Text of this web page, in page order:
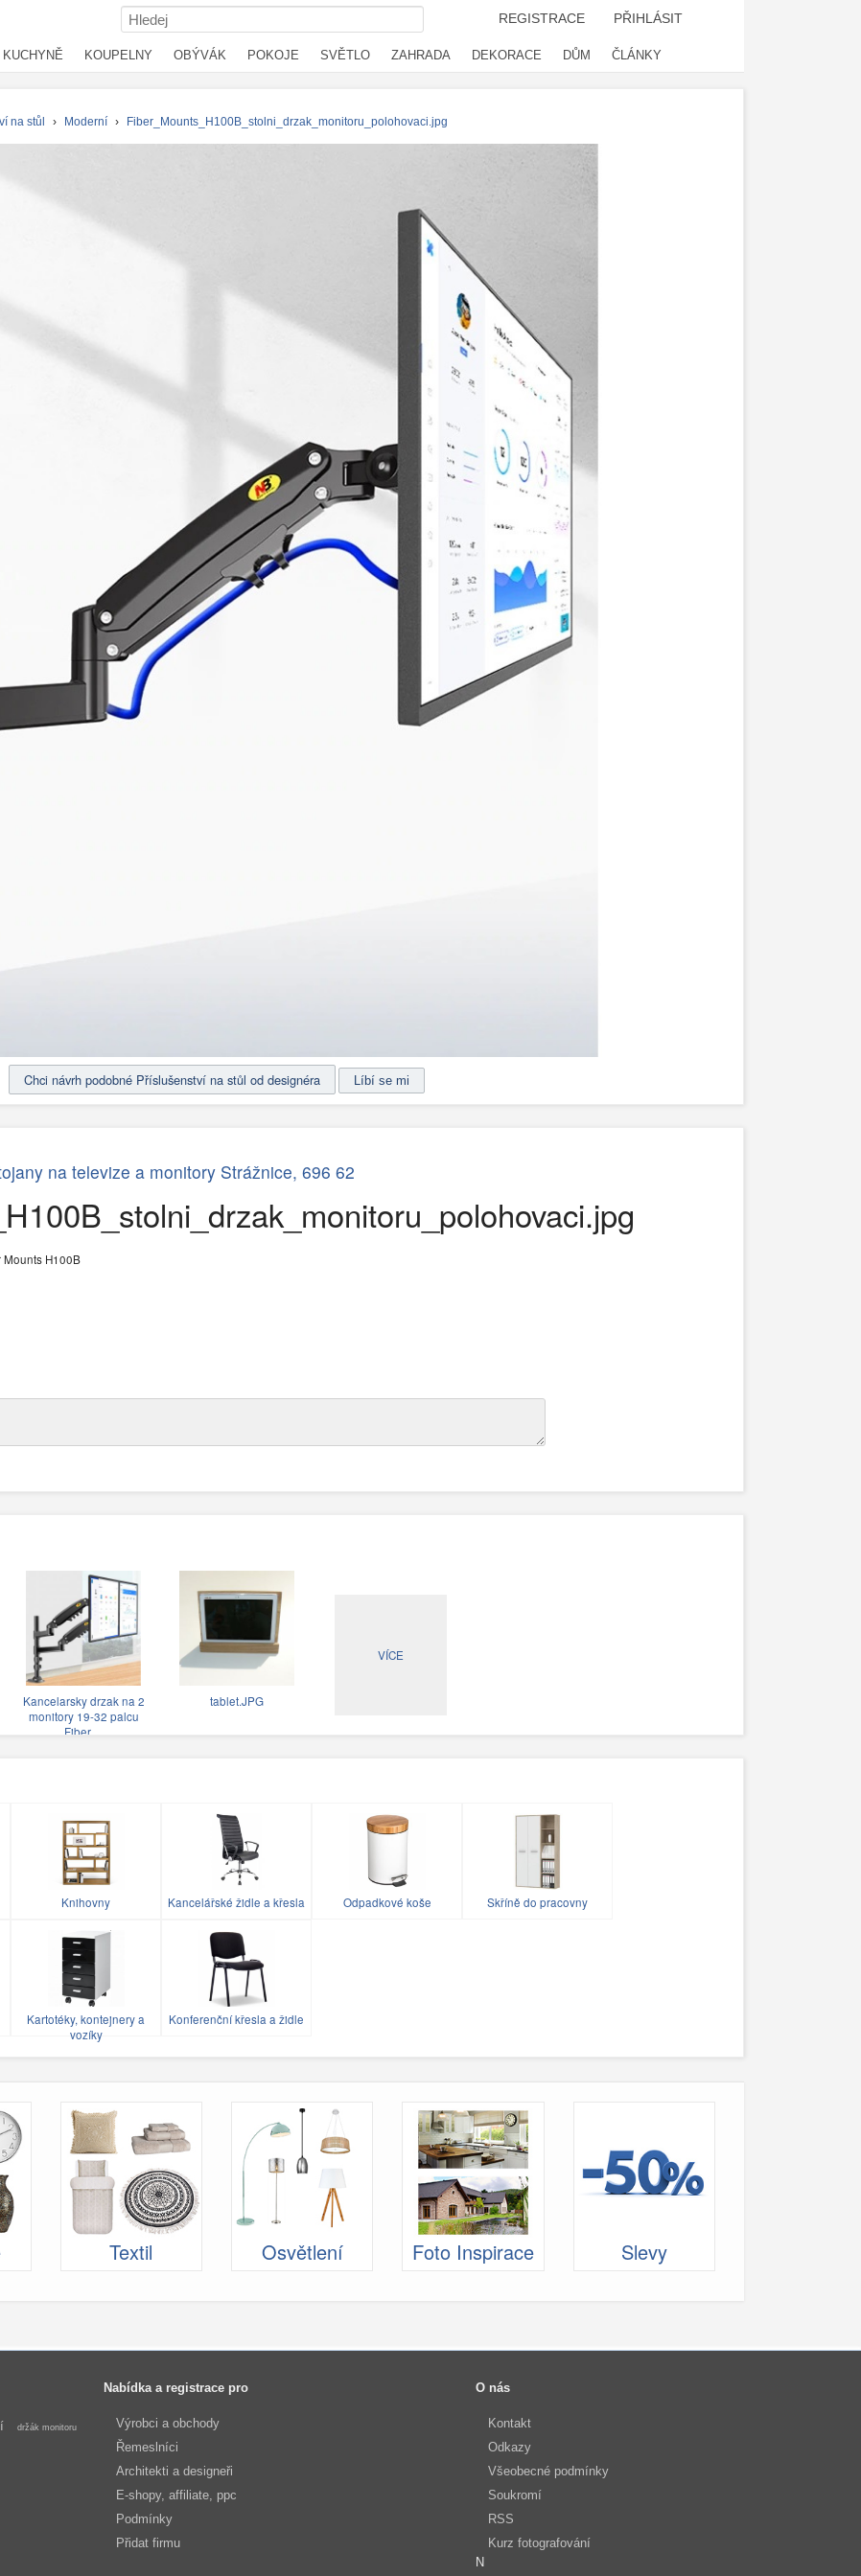
REGISTRACE PŘIHLÁSIT
KUCHYNĚ KOUPELNY OBÝVÁK POKOJE SVĚTLO ZAHRADA DEKORACE DŮM ČLÁNKY
na stůl › Moderní › Fiber_Mounts_H100B_stolni_drzak_monitoru_polohovaci.jpg
Chci návrh podobné Příslušenství na stůl od designéra
na televize a monitory Strážnice, 696 62
H100B
Kancelarsky drzak na 2
monitory 19-32 palcu
Fiber…
tablet.JPG
VÍCE
Knihovny Kancelářské židle a křesla Odpadkové koše Skříně do pracovny
Kartotéky, kontejnery a
vozíky
Konferenční křesla a židle
Textil Osvětlení Foto Inspirace Slevy
držák monitoru
Nabídka a registrace pro
Výrobci a obchody
Řemeslníci
Architekti a designeři
E-shopy, affiliate, ppc
Podmínky
Přidat firmu
O nás
Kontakt
Odkazy
Všeobecné podmínky
Soukromí
RSS
Kurz fotografování
N